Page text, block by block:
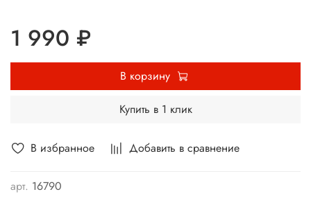
В избранное Добавить в сравнение
арт. 16790
1 990 ₽
В корзину
Купить в 1 клик